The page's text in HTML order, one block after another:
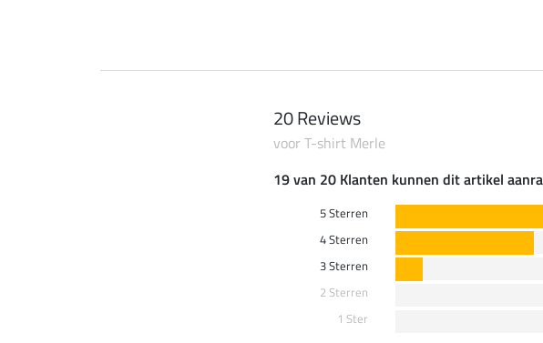
20 Reviews
voor T-shirt Merle
19 van 20 Klanten kunnen dit artikel
5 Sterren
4 Sterren
3 Sterren
2 Sterren
1 Ster